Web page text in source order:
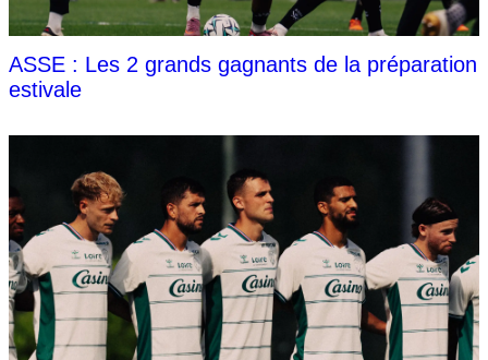
ASSE : Les 2 grands gagnants de la préparation
estivale